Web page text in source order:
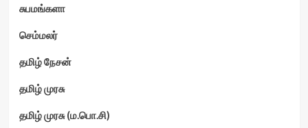
சுபமங்களா
செம்மலர்
தமிழ் நேசன்
தமிழ் முரசு
தமிழ் முரசு (ம.பொ.சி)